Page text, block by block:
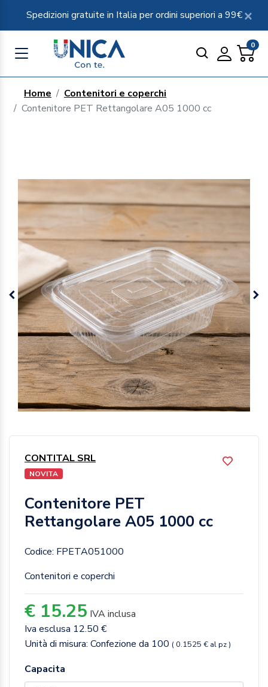
Spedizioni gratuite in Italia per ordini superiori a 99€
0
Home
Contenitori e coperchi
Contenitore PET Rettangolare A05 1000 cc
CONTITAL SRL
NOVITA
Contenitore PET
Rettangolare A05 1000 cc
Codice: FPETA051000
Contenitori e coperchi
€ 15.25 IVA inclusa
Iva esclusa 12.50 €
Unità di misura: Confezione da 100 ( 0.1525 € al pz )
Capacita